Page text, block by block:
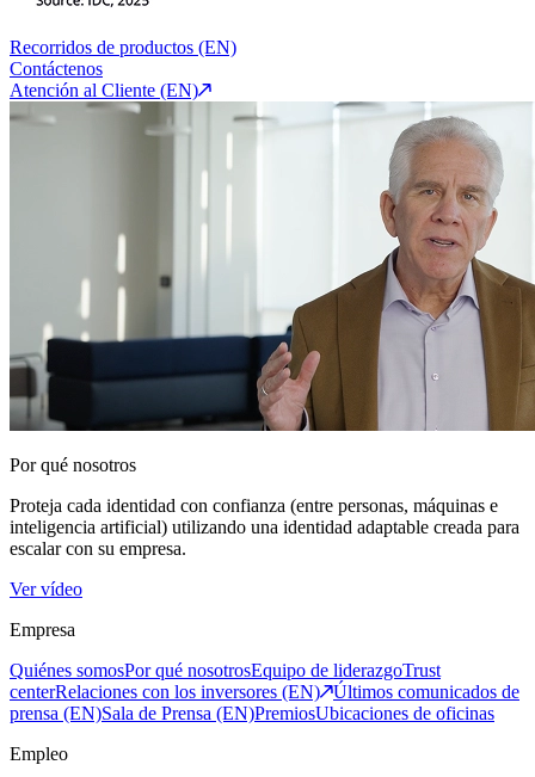
Recorridos de productos (EN)
Contáctenos
Atención al Cliente (EN)
Por qué nosotros
Proteja cada identidad con confianza (entre personas, máquinas e
inteligencia artificial) utilizando una identidad adaptable creada para
escalar con su empresa.
Ver vídeo
Empresa
Quiénes somosPor qué nosotrosEquipo de liderazgoTrust
centerRelaciones con los inversores (EN)
Últimos comunicados de
prensa (EN)Sala de Prensa (EN)PremiosUbicaciones de oficinas
Empleo